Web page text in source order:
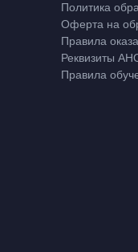
Политика
Оферта на
Правила
Реквизиты
Правила